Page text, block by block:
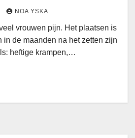
NOA YSKA
vrouwen pijn. Het plaatsen is
in de maanden na het zetten zijn
heftige krampen,…